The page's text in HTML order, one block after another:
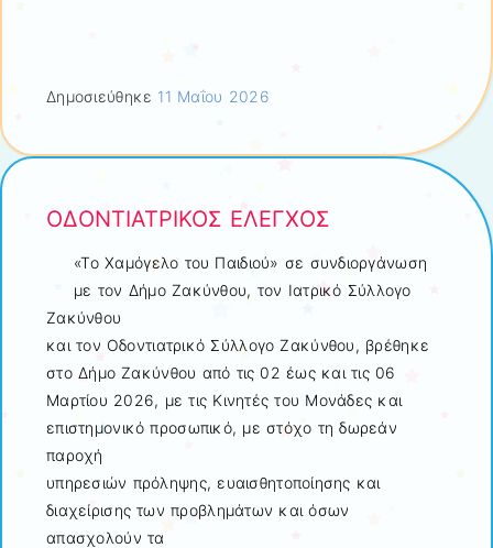
Δημοσιεύθηκε 11 Μαΐου 2026
ΟΔΟΝΤΙΑΤΡΙΚΟΣ ΕΛΕΓΧΟΣ
«Το Χαμόγελο του Παιδιού» σε συνδιοργάνωση
με τον Δήμο Ζακύνθου, τον Ιατρικό Σύλλογο
Ζακύνθου
και τον Οδοντιατρικό Σύλλογο Ζακύνθου, βρέθηκε
στο Δήμο Ζακύνθου από τις 02 έως και τις 06
Μαρτίου 2026, με τις Κινητές του Μονάδες και
επιστημονικό προσωπικό, με στόχο τη δωρεάν
παροχή
υπηρεσιών πρόληψης, ευαισθητοποίησης και
διαχείρισης των προβλημάτων και όσων
απασχολούν τα